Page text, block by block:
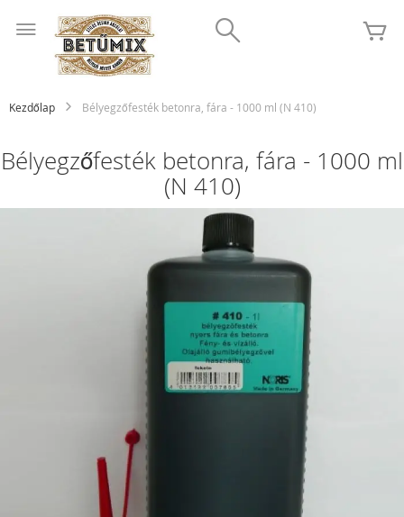
tartalomhoz
Kezdőlap Bélyegzőfesték betonra, fára - 1000 ml (N 410)
Bélyegzőfesték betonra, fára - 1000 ml
(N 410)